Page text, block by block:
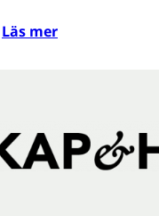
Läs mer